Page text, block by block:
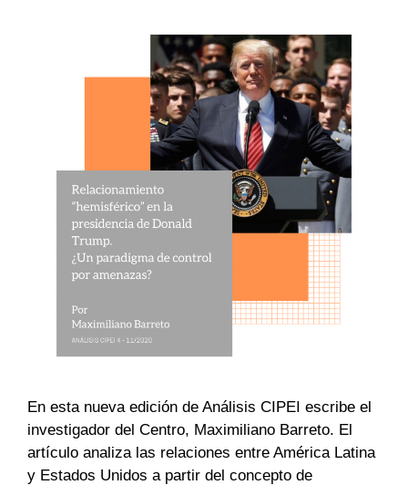
En esta nueva edición de Análisis CIPEI escribe el
investigador del Centro, Maximiliano Barreto. El
artículo analiza las relaciones entre América Latina
y Estados Unidos a partir del concepto de